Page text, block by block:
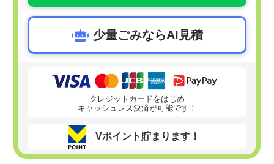
少量ごみならAI見積
クレジットカードをはじめ
キャッシュレス決済が可能です！
Vポイント貯まります！